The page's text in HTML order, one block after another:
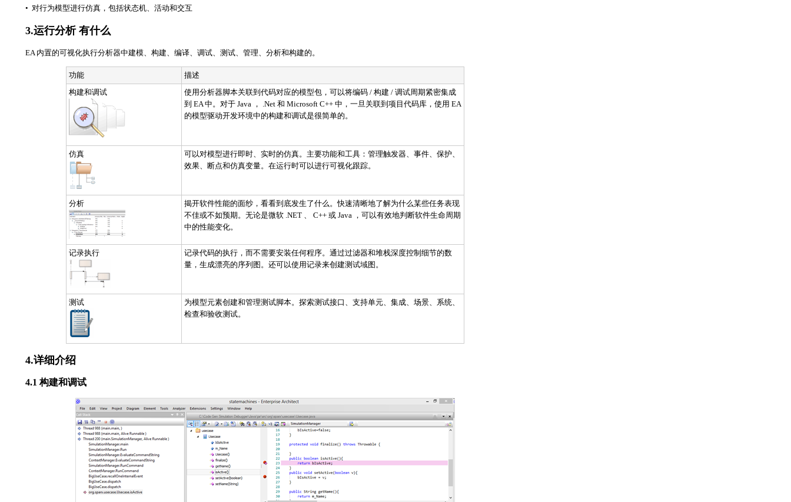
• 对行为模型进行仿真，包括状态机、活动和交互
3.运行分析 有什么
EA 内置的可视化执行分析器中建模、构建、编译、调试、测试、管理、分析和构建的。
功能
描述
构建和调试
使用分析器脚本关联到代码对应的模型包，可以将编码 / 构建 / 调试周期紧密集成
到 EA 中。对于 Java ， .Net 和 Microsoft C++ 中，一旦关联到项目代码库，使用 EA
的模型驱动开发环境中的构建和调试是很简单的。
仿真
可以对模型进行即时、实时的仿真。主要功能和工具：管理触发器、事件、保护、
效果、断点和仿真变量。在运行时可以进行可视化跟踪。
分析
揭开软件性能的面纱，看看到底发生了什么。快速清晰地了解为什么某些任务表现
不佳或不如预期。无论是微软 .NET 、 C++ 或 Java ，可以有效地判断软件生命周期
中的性能变化。
记录执行
记录代码的执行，而不需要安装任何程序。通过过滤器和堆栈深度控制细节的数
量，生成漂亮的序列图。还可以使用记录来创建测试域图。
测试
为模型元素创建和管理测试脚本。探索测试接口、支持单元、集成、场景、系统、
检查和验收测试。
4.详细介绍
4.1 构建和调试